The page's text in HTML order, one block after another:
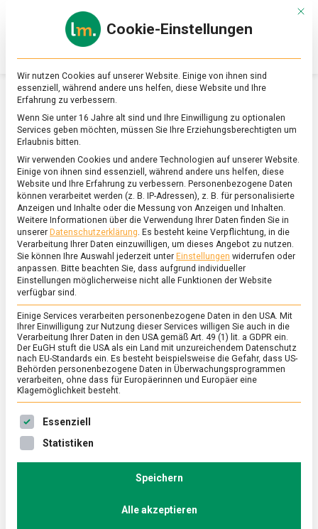
Online-
Magazin
zu
&
Ernährung
SCHLAGWORT:ESPRESSO
ERNÄHRUNG & GESUNDHEIT /FEATURED
Auf eine Tasse mit dem
Kaffeesommelier
27. September 2024
mit
Am 1. Oktober ist Tag des Kaffees. Grund genug,
sich mit Deutschlands erstem Diplom-
Kaffeesommelier über das heiße, schwarze Getränk
Mit
Cookie-Einstellungen
Wir nutzen Cookies auf unserer Website. Einige von ihnen sind
essenziell, während andere uns helfen, diese Website und Ihre
Erfahrung zu verbessern.
Wenn Sie unter 16 Jahre alt sind und Ihre Einwilligung zu optionalen
Services geben möchten, müssen Sie Ihre Erziehungsberechtigten um
Erlaubnis bitten.
Wir verwenden Cookies und andere Technologien auf unserer Website.
Einige von ihnen sind essenziell, während andere uns helfen, diese
Website und Ihre Erfahrung zu verbessern. Personenbezogene Daten
können verarbeitet werden (z. B. IP-Adressen), z. B. für personalisierte
Anzeigen und Inhalte oder die Messung von Anzeigen und Inhalten.
Weitere Informationen über die Verwendung Ihrer Daten finden Sie in
unserer Datenschutzerklärung. Es besteht keine Verpflichtung, in die
Verarbeitung Ihrer Daten einzuwilligen, um dieses Angebot zu nutzen.
Sie können Ihre Auswahl jederzeit unter Einstellungen widerrufen oder
anpassen. Bitte beachten Sie, dass aufgrund individueller
Einstellungen möglicherweise nicht alle Funktionen der Website
verfügbar sind.
Einige Services verarbeiten personenbezogene Daten in den USA. Mit
Ihrer Einwilligung zur Nutzung dieser Services willigen Sie auch in die
Verarbeitung Ihrer Daten in den USA gemäß Art. 49 (1) lit. a GDPR ein.
Der EuGH stuft die USA als ein Land mit unzureichendem Datenschutz
nach EU-Standards ein. Es besteht beispielsweise die Gefahr, dass US-
Behörden personenbezogene Daten in Überwachungsprogrammen
verarbeiten, ohne dass für Europäerinnen und Europäer eine
Klagemöglichkeit besteht.
Es folgt eine Liste der Service-Gruppen, für die eine
Essenziell
Statistiken
Speichern
Alle akzeptieren